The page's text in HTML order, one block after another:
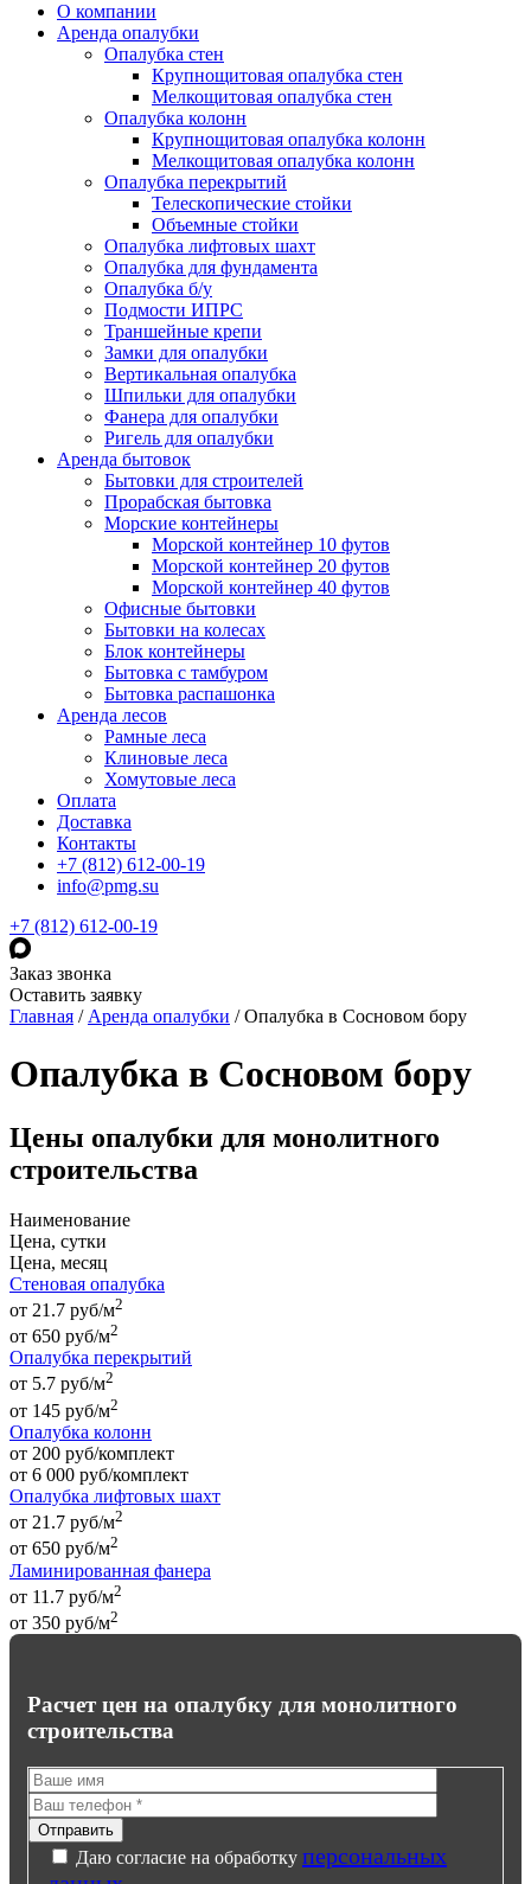
О компании
Аренда опалубки
Опалубка стен
Крупнощитовая опалубка стен
Мелкощитовая опалубка стен
Опалубка колонн
Крупнощитовая опалубка колонн
Мелкощитовая опалубка колонн
Опалубка перекрытий
Телескопические стойки
Объемные стойки
Опалубка лифтовых шахт
Опалубка для фундамента
Опалубка б/у
Подмости ИПРС
Траншейные крепи
Замки для опалубки
Вертикальная опалубка
Шпильки для опалубки
Фанера для опалубки
Ригель для опалубки
Аренда бытовок
Бытовки для строителей
Прорабская бытовка
Морские контейнеры
Морской контейнер 10 футов
Морской контейнер 20 футов
Морской контейнер 40 футов
Офисные бытовки
Бытовки на колесах
Блок контейнеры
Бытовка с тамбуром
Бытовка распашонка
Аренда лесов
Рамные леса
Клиновые леса
Хомутовые леса
Оплата
Доставка
Контакты
+7 (812) 612-00-19
info@pmg.su
+7 (812) 612-00-19
Заказ звонка
Оставить заявку
Главная / Аренда опалубки /Опалубка в Сосновом бору
Опалубка в Сосновом бору
Цены опалубки для монолитного
строительства
Наименование
Цена, сутки
Цена, месяц
Стеновая опалубка
от 21.7 руб/м2
от 650 руб/м2
Опалубка перекрытий
от 5.7 руб/м2
от 145 руб/м2
Опалубка колонн
от 200 руб/комплект
от 6 000 руб/комплект
Опалубка лифтовых шахт
от 21.7 руб/м2
от 650 руб/м2
Ламинированная фанера
от 11.7 руб/м2
от 350 руб/м2
Расчет цен на опалубку для монолитного
строительства
Даю согласие на обработку персональных